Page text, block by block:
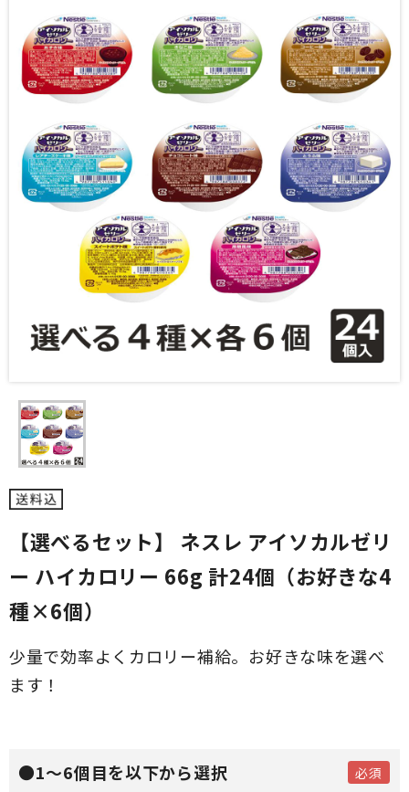
【選べるセット】 ネスレ アイソカルゼリ
ー ハイカロリー 66g 計24個（お好きな4
種×6個）
少量で効率よくカロリー補給。お好きな味を選べ
ます！
●1～6個目を以下から選択